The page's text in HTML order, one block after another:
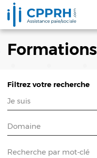
Formations
Filtrez votre recherche
Profil
Domaine
Recherche